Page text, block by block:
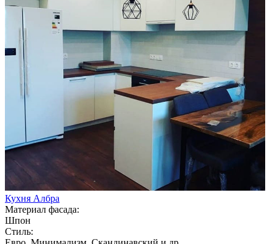
Кухня Албра
Материал фасада:
Шпон
Стиль: